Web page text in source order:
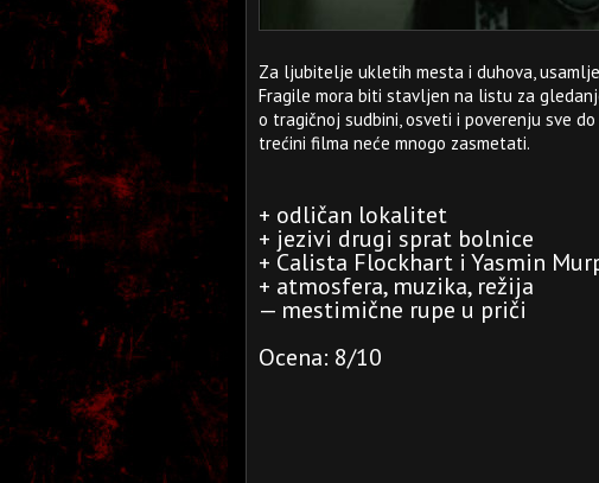
Za ljubitelje ukletih mesta i duhova,
Fragile mora biti stavljen na listu za
o tragičnoj sudbini, osveti i poverenju sve
trećini filma neće mnogo zasmetati.
+ odličan lokalitet
+ jezivi drugi sprat bolnice
+ Calista Flockhart i Yasmin
+ atmosfera, muzika, režija
— mestimične rupe u priči
Ocena: 8/10